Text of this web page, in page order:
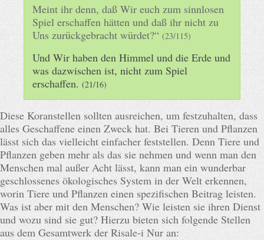
Meint ihr denn, daß Wir euch zum sinnlosen
Spiel erschaffen hätten und daß ihr nicht zu
Uns zurückgebracht würdet?“ (23/115)
Und Wir haben den Himmel und die Erde und
was dazwischen ist, nicht zum Spiel
erschaffen. (21/16)
Diese Koranstellen sollten ausreichen, um festzuhalten, dass
alles Geschaffene einen Zweck hat. Bei Tieren und Pflanzen
lässt sich das vielleicht einfacher feststellen. Denn Tiere und
Pflanzen geben mehr als das sie nehmen und wenn man den
Menschen mal außer Acht lässt, kann man ein wunderbar
geschlossenes ökologisches System in der Welt erkennen,
worin Tiere und Pflanzen einen spezifischen Beitrag leisten.
Was ist aber mit den Menschen? Wie leisten sie ihren Dienst
und wozu sind sie gut? Hierzu bieten sich folgende Stellen
aus dem Gesamtwerk der Risale-i Nur an: